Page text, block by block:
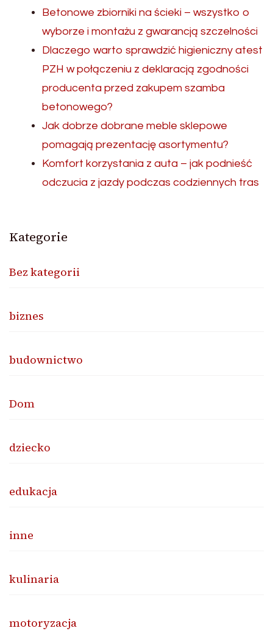
Betonowe zbiorniki na ścieki – wszystko o
wyborze i montażu z gwarancją szczelności
Dlaczego warto sprawdzić higieniczny atest
PZH w połączeniu z deklaracją zgodności
producenta przed zakupem szamba
betonowego?
Jak dobrze dobrane meble sklepowe
pomagają prezentację asortymentu?
Komfort korzystania z auta – jak podnieść
odczucia z jazdy podczas codziennych tras
Kategorie
Bez kategorii
biznes
budownictwo
Dom
dziecko
edukacja
inne
kulinaria
motoryzacja